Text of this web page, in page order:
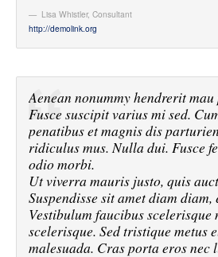
Lisa Whistler, Consultant
http://demolink.org
Aenean nonummy hendrerit
Fusce suscipit varius mi sed.
penatibus et magnis dis
ridiculus mus. Nulla dui. Fusce
odio morbi.
Ut viverra mauris justo, quis
Suspendisse sit amet diam
Vestibulum faucibus scelerisque
scelerisque. Sed tristique metus
malesuada. Cras porta eros nec